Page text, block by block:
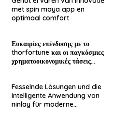
met spin maya app en
optimaal comfort
Ευκαιρίες επένδυσης με το
thorfortune και οι παγκόσμιες
χρηματοοικονομικές τάσεις
Fesselnde Lösungen und die
intelligente Anwendung von
ninlay für moderne